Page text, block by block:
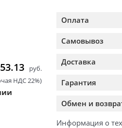
руб.
НДС 22%)
Оплата
Самовывоз
Доставка
Гарантия
Обмен и
Информация о